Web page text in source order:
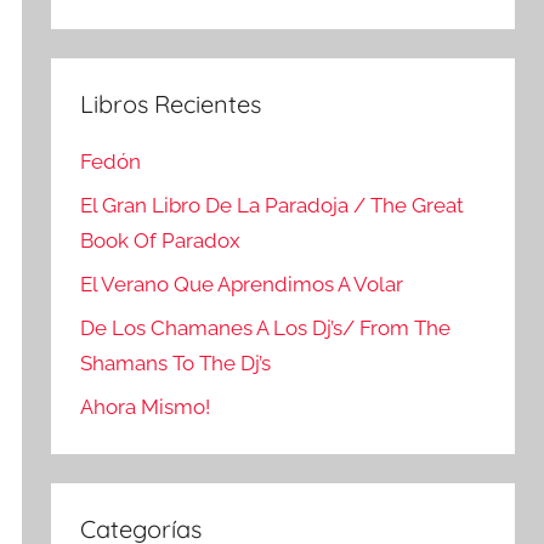
Libros Recientes
Fedón
El Gran Libro De La Paradoja / The Great
Book Of Paradox
El Verano Que Aprendimos A Volar
De Los Chamanes A Los Dj’s/ From The
Shamans To The Dj’s
Ahora Mismo!
Categorías